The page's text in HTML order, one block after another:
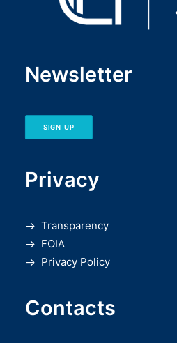
Newsletter
SIGN UP
Privacy
Transparency
FOIA
Privacy Policy
Contacts